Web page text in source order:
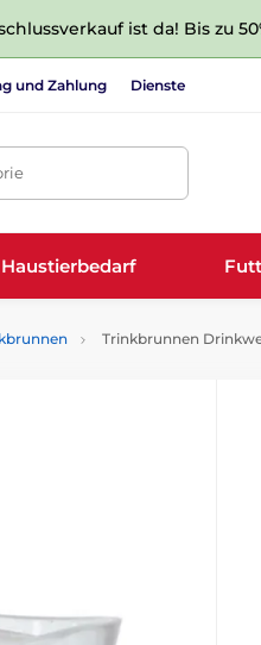
ist da! Bis zu
und Zahlung Dienste
Haustierbedarf
Trinkbrunnen